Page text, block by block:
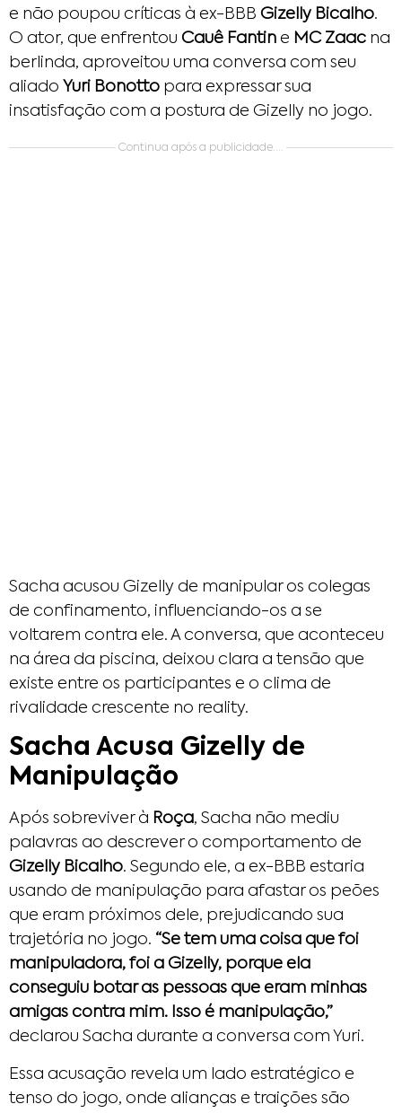
e não poupou críticas à ex-BBB Gizelly Bicalho.
O ator, que enfrentou Cauê Fantin e MC Zaac na
berlinda, aproveitou uma conversa com seu
aliado Yuri Bonotto para expressar sua
insatisfação com a postura de Gizelly no jogo.
Continua após a publicidade....
Sacha acusou Gizelly de manipular os colegas
de confinamento, influenciando-os a se
voltarem contra ele. A conversa, que aconteceu
na área da piscina, deixou clara a tensão que
existe entre os participantes e o clima de
rivalidade crescente no reality.
Sacha Acusa Gizelly de
Manipulação
Após sobreviver à Roça, Sacha não mediu
palavras ao descrever o comportamento de
Gizelly Bicalho. Segundo ele, a ex-BBB estaria
usando de manipulação para afastar os peões
que eram próximos dele, prejudicando sua
trajetória no jogo. “Se tem uma coisa que foi
manipuladora, foi a Gizelly, porque ela
conseguiu botar as pessoas que eram minhas
amigas contra mim. Isso é manipulação,”
declarou Sacha durante a conversa com Yuri.
Essa acusação revela um lado estratégico e
tenso do jogo, onde alianças e traições são